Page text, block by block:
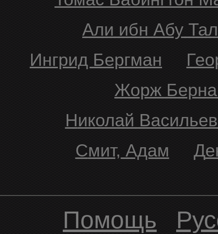
Али ибн Абу
Ингрид Бергман
Жорж
Николай
Смит, Адам
Помощь